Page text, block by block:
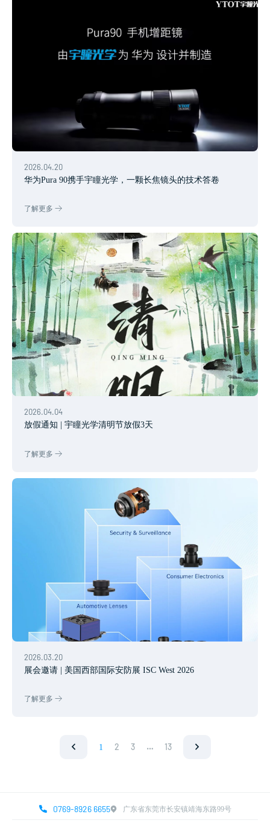
2026.04.20
华为Pura 90携手宇瞳光学，一颗长焦镜头的技术答卷
了解更多
2026.04.04
放假通知 | 宇瞳光学清明节放假3天
了解更多
2026.03.20
展会邀请 | 美国西部国际安防展 ISC West 2026
了解更多
1 2 3 … 13
0769-8926 6655 广东省东莞市长安镇靖海东路99号